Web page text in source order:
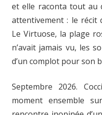
et elle raconta tout au
attentivement : le récit
Le Virtuose, la plage
n’avait jamais vu, les
d’un complot pour son
Septembre 2026.
moment ensemble